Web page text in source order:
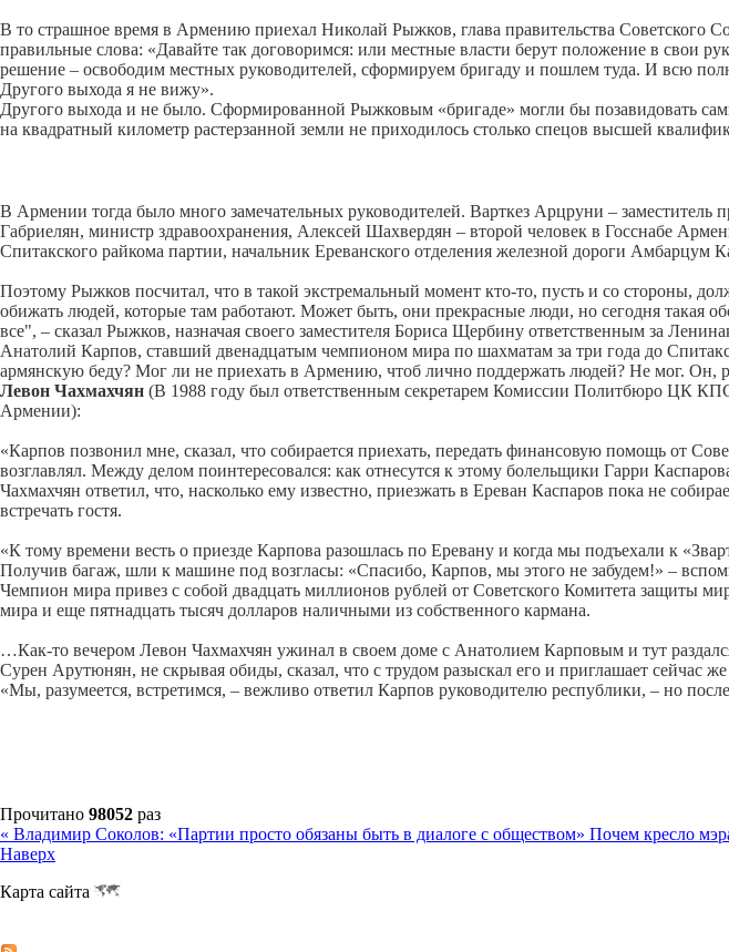
В то страшное время в Армению приехал Николай Рыжков, глава правительства Советского
правильные слова: «Давайте так договоримся: или местные власти берут положение в свои
решение – освободим местных руководителей, сформируем бригаду и пошлем туда. И всю
Другого выхода я не вижу».
Другого выхода и не было. Сформированной Рыжковым «бригаде» могли бы позавидовать
на квадратный километр растерзанной земли не приходилось столько спецов высшей
В Армении тогда было много замечательных руководителей. Варткез Арцруни –
Габриелян, министр здравоохранения, Алексей Шахвердян – второй человек в Госснабе
Спитакского райкома партии, начальник Ереванского отделения железной дороги Амбарцум
Поэтому Рыжков посчитал, что в такой экстремальный момент кто-то, пусть и со стороны,
обижать людей, которые там работают. Может быть, они прекрасные люди, но сегодня такая
все", – сказал Рыжков, назначая своего заместителя Бориса Щербину ответственным за
Анатолий Карпов, ставший двенадцатым чемпионом мира по шахматам за три года до
армянскую беду? Мог ли не приехать в Армению, чтоб лично поддержать людей? Не мог. Он,
Левон Чахмахчян (В 1988 году был ответственным секретарем Комиссии Политбюро ЦК
Армении):
«Карпов позвонил мне, сказал, что собирается приехать, передать финансовую помощь от
возглавлял. Между делом поинтересовался: как отнесутся к этому болельщики Гарри
Чахмахчян ответил, что, насколько ему известно, приезжать в Ереван Каспаров пока не
встречать гостя.
«К тому времени весть о приезде Карпова разошлась по Еревану и когда мы подъехали к
Получив багаж, шли к машине под возгласы: «Спасибо, Карпов, мы этого не забудем!» –
Чемпион мира привез с собой двадцать миллионов рублей от Советского Комитета защиты
мира и еще пятнадцать тысяч долларов наличными из собственного кармана.
…Как-то вечером Левон Чахмахчян ужинал в своем доме с Анатолием Карповым и тут
Сурен Арутюнян, не скрывая обиды, сказал, что с трудом разыскал его и приглашает сейчас
«Мы, разумеется, встретимся, – вежливо ответил Карпов руководителю республики, – но
Прочитано 98052 раз
« Владимир Соколов: «Партии просто обязаны быть в диалоге с обществом» Почем кресло
Наверх
Карта сайта